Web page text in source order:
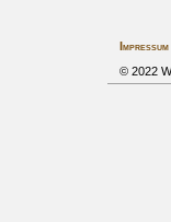
Impressum|
© 2022